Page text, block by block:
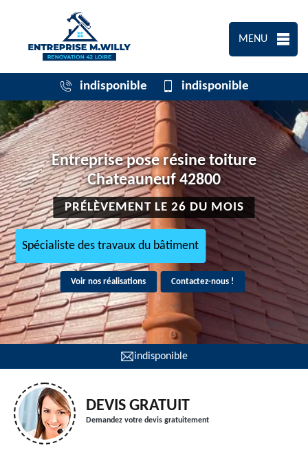
MENU
indisponible indisponible
Entreprise pose résine toiture
Chateauneuf 42800
PRÉLÈVEMENT LE 26 DU MOIS
Spécialiste des travaux du bâtiment
Voir nos réalisations Contactez-nous !
indisponible
DEVIS GRATUIT
Demandez votre devis gratuitement